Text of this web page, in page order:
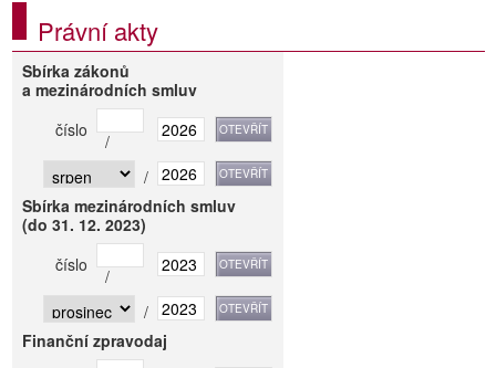
Právní akty
Sbírka zákonů
a mezinárodních smluv
číslo
/
/
Sbírka mezinárodních smluv
(do 31. 12. 2023)
číslo
/
/
Finanční zpravodaj